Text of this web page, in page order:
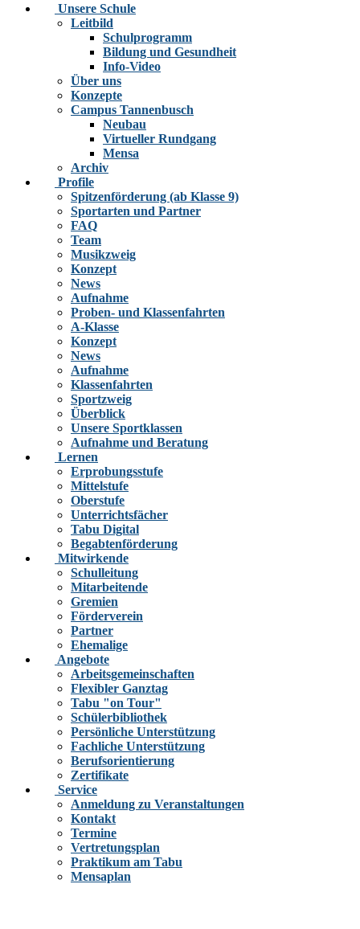
Unsere Schule
Leitbild
Schulprogramm
Bildung und Gesundheit
Info-Video
Über uns
Konzepte
Campus Tannenbusch
Neubau
Virtueller Rundgang
Mensa
Archiv
Profile
Spitzenförderung (ab Klasse 9)
Sportarten und Partner
FAQ
Team
Musikzweig
Konzept
News
Aufnahme
Proben- und Klassenfahrten
A-Klasse
Konzept
News
Aufnahme
Klassenfahrten
Sportzweig
Überblick
Unsere Sportklassen
Aufnahme und Beratung
Lernen
Erprobungsstufe
Mittelstufe
Oberstufe
Unterrichtsfächer
Tabu Digital
Begabtenförderung
Mitwirkende
Schulleitung
Mitarbeitende
Gremien
Förderverein
Partner
Ehemalige
Angebote
Arbeitsgemeinschaften
Flexibler Ganztag
Tabu "on Tour"
Schülerbibliothek
Persönliche Unterstützung
Fachliche Unterstützung
Berufsorientierung
Zertifikate
Service
Anmeldung zu Veranstaltungen
Kontakt
Termine
Vertretungsplan
Praktikum am Tabu
Mensaplan